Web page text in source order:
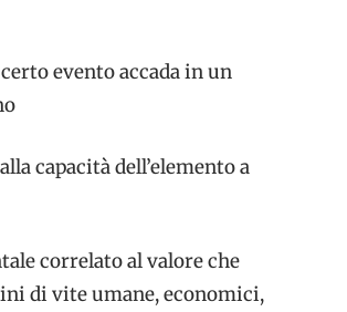
evento accada in un
capacità dell’elemento a
correlato al valore che
di vite umane, economici,